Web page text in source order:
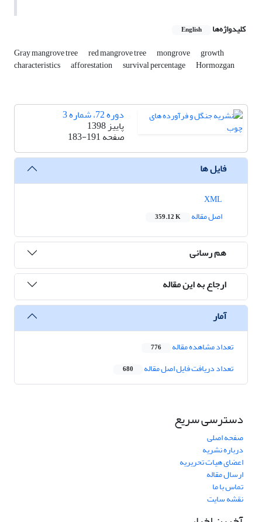
کلیدواژه‌ها English
Gray mangrove tree red mangrove tree mongrove growth
characteristics afforestation survival percentage Hormozgan
دوره 72، شماره 3
پاییز 1398
صفحه183-191
فایل ها
اصل مقاله
359.12 K
هم رسانی
ارجاع به این مقاله
آمار
تعداد مشاهده مقاله 776
تعداد دریافت فایل اصل مقاله 680
دسترسی سریع
صفحه اصلی
درباره نشریه
اعضای هیات تحریریه
ارسال مقاله
تماس با ما
نقشه سایت